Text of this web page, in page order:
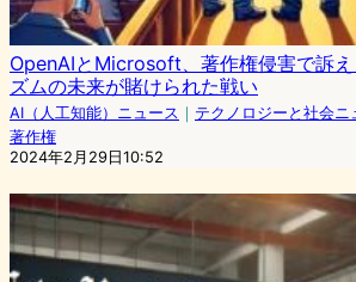
OpenAIとMicrosoft、著作権侵害で訴え
ズムの未来が賭けられた戦い
AI（人工知能）ニュース ｜ テクノロジーと社会ニ
著作権
2024年2月29日10:52